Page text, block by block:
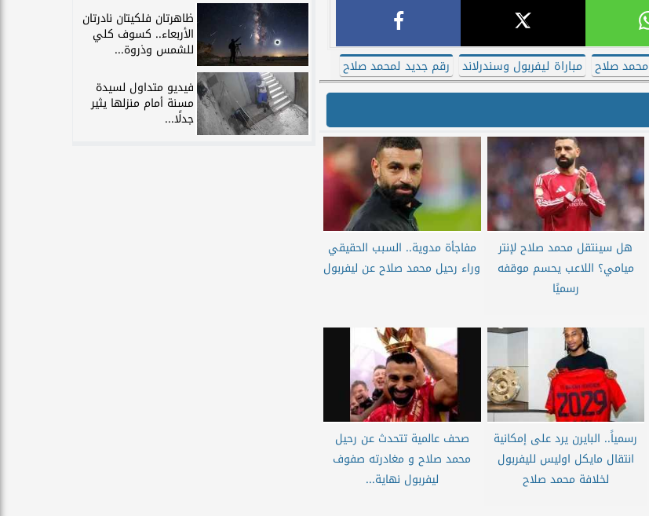
محمد صلاح مباراة ليفربول وسندرلاند رقم جديد لمحمد صلاح
هل سينتقل محمد صلاح لإنتر
ميامي؟ اللاعب يحسم موقفه
رسميًا
مفاجأة مدوية.. السبب الحقيقي
وراء رحيل محمد صلاح عن ليفربول
رسمياً.. البايرن يرد على إمكانية
انتقال مايكل اوليس لليفربول
لخلافة محمد صلاح
صحف عالمية تتحدث عن رحيل
محمد صلاح و مغادرته صفوف
ليفربول نهاية...
ظاهرتان فلكيتان نادرتان
الأربعاء.. كسوف كلي
للشمس وذروة...
فيديو متداول لسيدة
مسنة أمام منزلها يثير
جدلًا...